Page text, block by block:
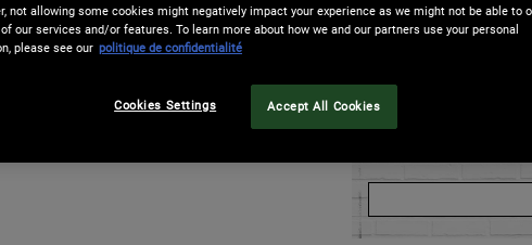
est aussi disponible ! Vous pouvez
sur la page de paiement.
la livraison
est à 10€.
not allowing some cookies might negatively impact your experience as we might not be able to
our services and/or features. To learn more about how we and our partners use your personal
please see our politique de confidentialité
Cookies Settings Accept All Cookies